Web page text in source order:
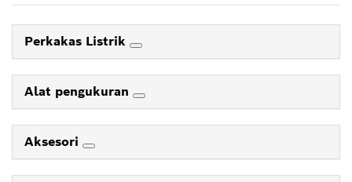
Perkakas Listrik
Alat pengukuran
Aksesori